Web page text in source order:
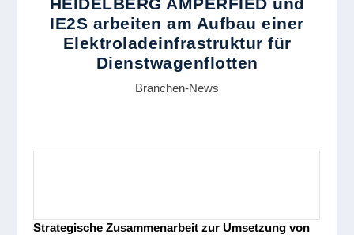
IE2S arbeiten am Aufbau einer
Elektroladeinfrastruktur für
Dienstwagenflotten
Branchen-News
Strategische Zusammenarbeit zur Umsetzung von